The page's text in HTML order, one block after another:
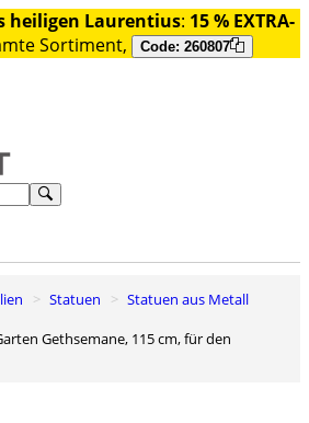
heiligen Laurentius: 15 % EXTRA-
Sortiment, Code: 260807
Statuen
Statuen aus Metall